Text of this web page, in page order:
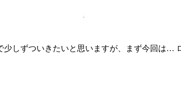
しずついきたいと思いますが、まず今回は…